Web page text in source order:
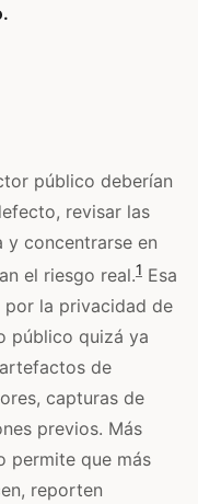
público deberían
revisar las
y concentrarse en
el riesgo real.1 Esa
por la privacidad de
público quizá ya
de
capturas de
previos. Más
permite que más
reporten